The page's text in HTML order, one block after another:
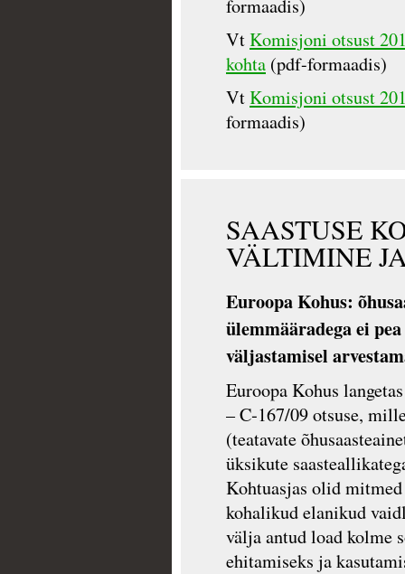
formaadis)
VtKomisjoni otsust
kohta (pdf-formaadis)
VtKomisjoni otsust
formaadis)
SAASTUSE
VÄLTIMINE
Euroopa Kohus:
ülemmääradega ei
väljastamisel
Euroopa Kohus
– C‑167/09 otsuse,
(teatavate
üksikute
Kohtuasjas olid
kohalikud elanikud
välja antud load kolme
ehitamiseks ja